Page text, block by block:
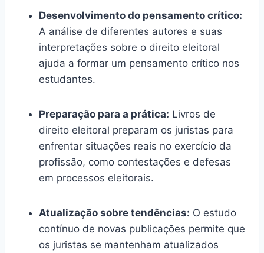
Desenvolvimento do pensamento crítico:
A análise de diferentes autores e suas
interpretações sobre o direito eleitoral
ajuda a formar um pensamento crítico nos
estudantes.
Preparação para a prática: Livros de
direito eleitoral preparam os juristas para
enfrentar situações reais no exercício da
profissão, como contestações e defesas
em processos eleitorais.
Atualização sobre tendências: O estudo
contínuo de novas publicações permite que
os juristas se mantenham atualizados